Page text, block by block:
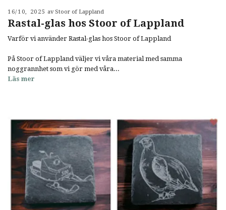
16/10, 2025 av Stoor of Lappland
Rastal-glas hos Stoor of Lappland
Varför vi använder Rastal-glas hos Stoor of Lappland
På Stoor of Lappland väljer vi våra material med samma
noggrannhet som vi gör med våra...
Läs mer